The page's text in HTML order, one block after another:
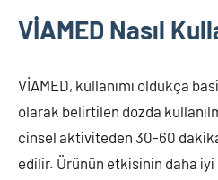
VİAMED Nasıl
VİAMED, kullanımı oldukça
olarak belirtilen dozda
cinsel aktiviteden 30-60
edilir. Ürünün etkisinin daha iyi